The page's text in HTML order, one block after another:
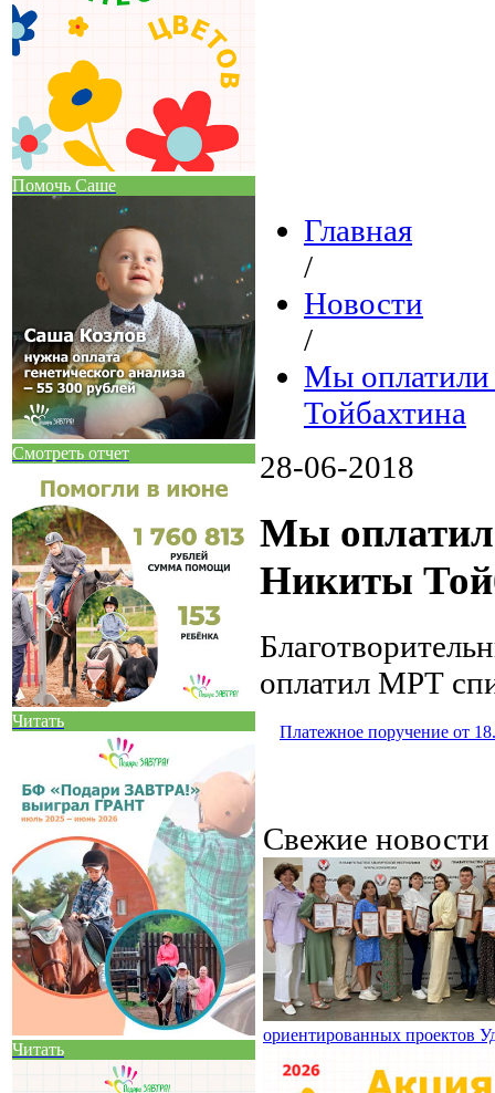
Помочь Саше
Смотреть отчет
Читать
Читать
Главная
/
Новости
/
Мы оплатили
Тойбахтина
28-06-2018
Мы
Никиты
оплатил МРТ
Платежное поручение от
Свежие
ориентированных проектов